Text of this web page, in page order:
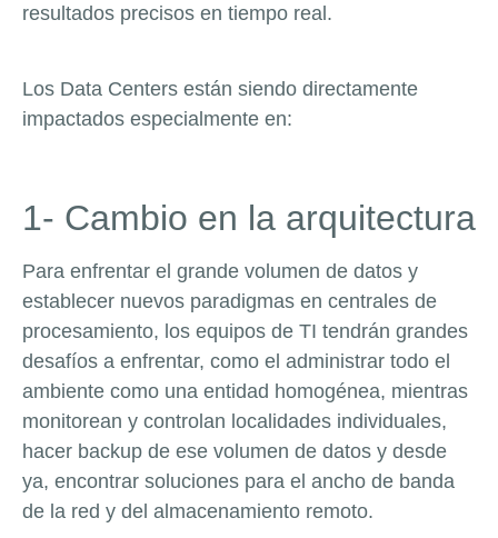
resultados precisos en tiempo real.
Los Data Centers están siendo directamente
impactados especialmente en:
1- Cambio en la arquitectura
Para enfrentar el grande volumen de datos y
establecer nuevos paradigmas en centrales de
procesamiento, los equipos de TI tendrán grandes
desafíos a enfrentar, como el administrar todo el
ambiente como una entidad homogénea, mientras
monitorean y controlan localidades individuales,
hacer backup de ese volumen de datos y desde
ya, encontrar soluciones para el ancho de banda
de la red y del almacenamiento remoto.